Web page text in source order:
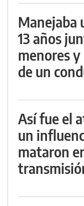
Manejaba
13 años
menores
de un
Así fue el
un
mataron